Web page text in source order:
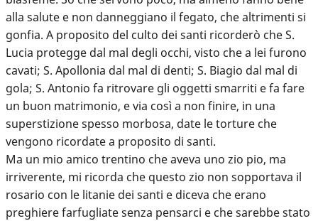
alla salute e non danneggiano il fegato, che altrimenti si
gonfia. A proposito del culto dei santi ricorderò che S.
Lucia protegge dal mal degli occhi, visto che a lei furono
cavati; S. Apollonia dal mal di denti; S. Biagio dal mal di
gola; S. Antonio fa ritrovare gli oggetti smarriti e fa fare
un buon matrimonio, e via così a non finire, in una
superstizione spesso morbosa, date le torture che
vengono ricordate a proposito di santi.
Ma un mio amico trentino che aveva uno zio pio, ma
irriverente, mi ricorda che questo zio non sopportava il
rosario con le litanie dei santi e diceva che erano
preghiere farfugliate senza pensarci e che sarebbe stato